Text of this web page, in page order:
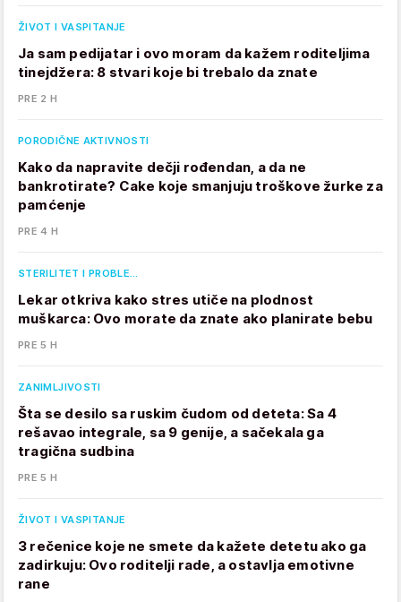
ŽIVOT I VASPITANJE
Ja sam pedijatar i ovo moram da kažem roditeljima
tinejdžera: 8 stvari koje bi trebalo da znate
PRE 2 H
PORODIČNE AKTIVNOSTI
Kako da napravite dečji rođendan, a da ne
bankrotirate? Cake koje smanjuju troškove žurke za
pamćenje
PRE 4 H
STERILITET I PROBLE…
Lekar otkriva kako stres utiče na plodnost
muškarca: Ovo morate da znate ako planirate bebu
PRE 5 H
ZANIMLJIVOSTI
Šta se desilo sa ruskim čudom od deteta: Sa 4
rešavao integrale, sa 9 genije, a sačekala ga
tragična sudbina
PRE 5 H
ŽIVOT I VASPITANJE
3 rečenice koje ne smete da kažete detetu ako ga
zadirkuju: Ovo roditelji rade, a ostavlja emotivne
rane